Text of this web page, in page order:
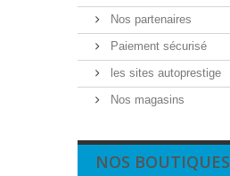
Nos partenaires
Paiement sécurisé
les sites autoprestige
Nos magasins
NOS BOUTIQUES